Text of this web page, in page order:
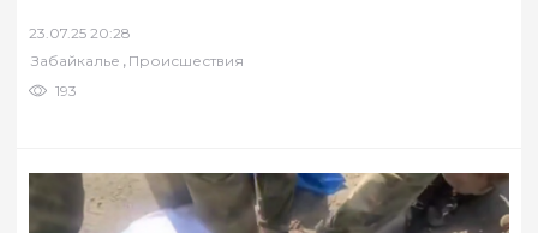
их. Об этом 23…
23.07.25 20:28
Забайкалье , Происшествия
193